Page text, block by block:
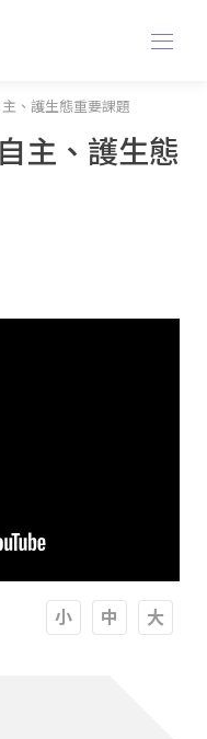
、護生態重要課題
主、護生態